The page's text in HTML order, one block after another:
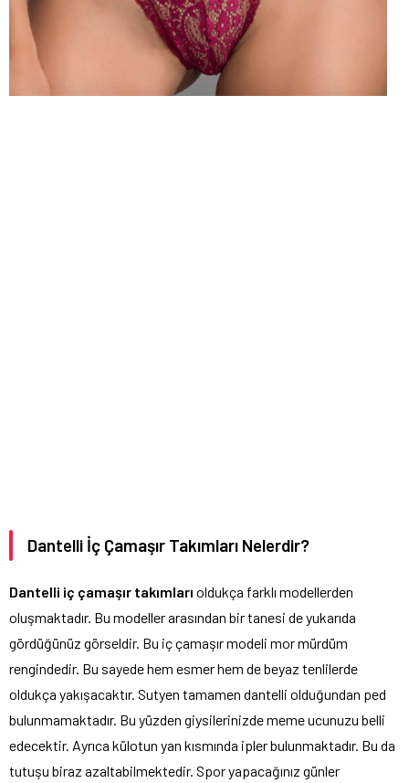
Dantelli İç Çamaşır Takımları Nelerdir?
Dantelli iç çamaşır takımları oldukça farklı modellerden
oluşmaktadır. Bu modeller arasından bir tanesi de yukarıda
gördüğünüz görseldir. Bu iç çamaşır modeli mor mürdüm
rengindedir. Bu sayede hem esmer hem de beyaz tenlilerde
oldukça yakışacaktır. Sutyen tamamen dantelli olduğundan ped
bulunmamaktadır. Bu yüzden giysilerinizde meme ucunuzu belli
edecektir. Ayrıca külotun yan kısmında ipler bulunmaktadır. Bu da
tutuşu biraz azaltabilmektedir. Spor yapacağınız günler